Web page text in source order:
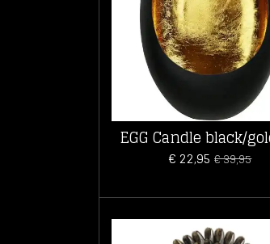
EGG Candle black/
€ 22,95 € 39,95